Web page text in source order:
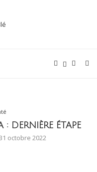
DERNIÈRE ÉTAPE
octobre 2022